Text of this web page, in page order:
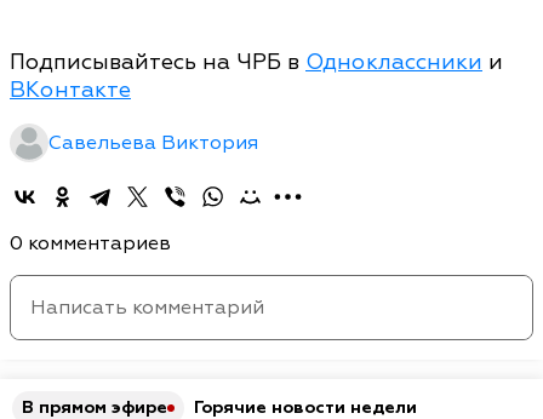
Подписывайтесь на ЧРБ в Одноклассники и
ВКонтакте
Савельева Виктория
0 комментариев
В прямом эфире Горячие новости недели